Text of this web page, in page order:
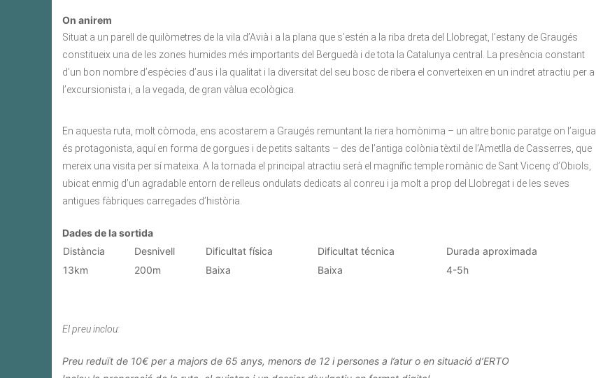
On anirem
Situat a un parell de quilòmetres de la vila d’Avià i a la plana que s’estén a la riba dreta del Llobregat, l’estany de Graugés
constitueix una de les zones humides més importants del Berguedà i de tota la Catalunya central. La presència constant
d’un bon nombre d’espècies d’aus i la qualitat i la diversitat del seu bosc de ribera el converteixen en un indret atractiu per a
l’excursionista i, a la vegada, de gran vàlua ecològica.
En aquesta ruta, molt còmoda, ens acostarem a Graugés remuntant la riera homònima – un altre bonic paratge on l’aigua
és protagonista, aquí en forma de gorgues i de petits saltants – des de l’antiga colònia tèxtil de l’Ametlla de Casserres, que
mereix una visita per sí mateixa. A la tornada el principal atractiu serà el magnífic temple romànic de Sant Vicenç d’Obiols,
ubicat enmig d’un agradable entorn de relleus ondulats dedicats al conreu i ja molt a prop del Llobregat i de les seves
antigues fàbriques carregades d’història.
Dades de la sortida
Distància
Desnivell Dificultat física Dificultat técnica
Durada aproximada
13km
200m Baixa Baixa 4-5h
El preu inclou:
Preu reduït de 10€ per a majors de 65 anys, menors de 12 i persones a l’atur o en situació d’ERTO